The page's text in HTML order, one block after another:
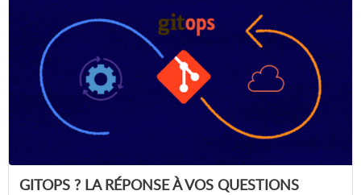
GITOPS ? LA RÉPONSE À VOS QUESTIONS